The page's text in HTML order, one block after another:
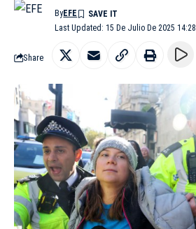
Last Updated: 15 De Julio De 2025 14:28
ByEFE
Share